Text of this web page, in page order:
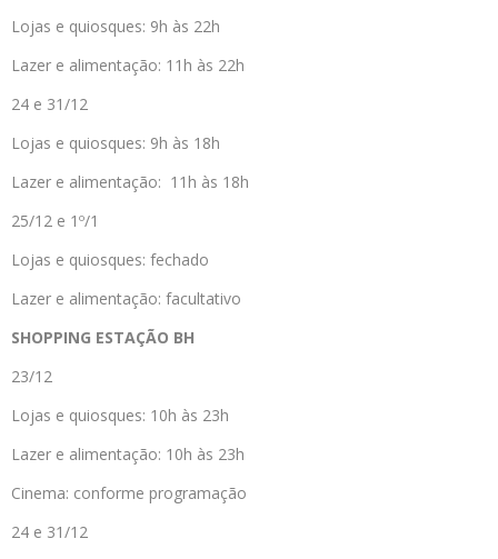
Lojas e quiosques: 9h às 22h
Lazer e alimentação: 11h às 22h
24 e 31/12
Lojas e quiosques: 9h às 18h
Lazer e alimentação: 11h às 18h
25/12 e 1º/1
Lojas e quiosques: fechado
Lazer e alimentação: facultativo
SHOPPING ESTAÇÃO BH
23/12
Lojas e quiosques: 10h às 23h
Lazer e alimentação: 10h às 23h
Cinema: conforme programação
24 e 31/12